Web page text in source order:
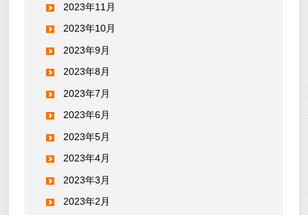
2023年11月
2023年10月
2023年9月
2023年8月
2023年7月
2023年6月
2023年5月
2023年4月
2023年3月
2023年2月